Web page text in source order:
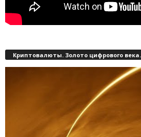
Криптовалюты. Золото цифрового века.